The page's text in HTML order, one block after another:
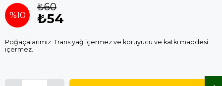
%10
İndirim
₺60
₺54
Poğaçalarımız: Trans yağ içermez ve koruyucu ve katkı maddesi
içermez.